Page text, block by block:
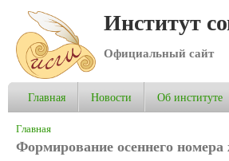
Институт
Официальный сайт
Главная Новости Об институте
Вы здесь
Главная
Формирование осеннего